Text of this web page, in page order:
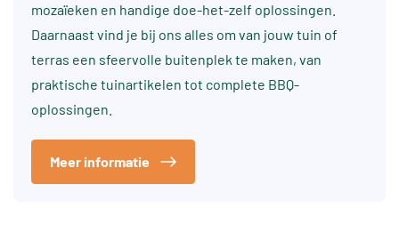
mozaïeken en handige doe-het-zelf oplossingen.
Daarnaast vind je bij ons alles om van jouw tuin of
terras een sfeervolle buitenplek te maken, van
praktische tuinartikelen tot complete BBQ-
oplossingen.
Meer informatie